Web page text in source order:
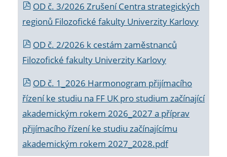
OD č. 3/2026 Zrušení Centra strategických
regionů Filozofické fakulty Univerzity Karlovy
OD č. 2/2026 k cestám zaměstnanců
Filozofické fakulty Univerzity Karlovy
OD č. 1_2026 Harmonogram přijímacího
řízení ke studiu na FF UK pro studium začínající
akademickým rokem 2026_2027 a příprav
přijímacího řízení ke studiu začínajícímu
akademickým rokem 2027_2028.pdf